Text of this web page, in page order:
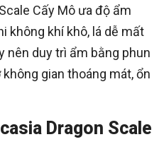
Cấy Mô ưa độ ẩm
không khí khô, lá dễ mất
nên duy trì ẩm bằng phun
gian thoáng mát, ổn
Dragon Scale